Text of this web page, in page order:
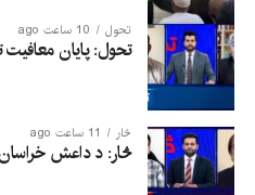
تحول 10 ساعت ago
تحول: پایان معافیت
څار 11 ساعت ago
څار: د داعش